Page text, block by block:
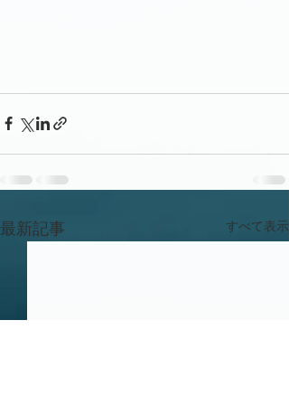
最新記事 すべて表示